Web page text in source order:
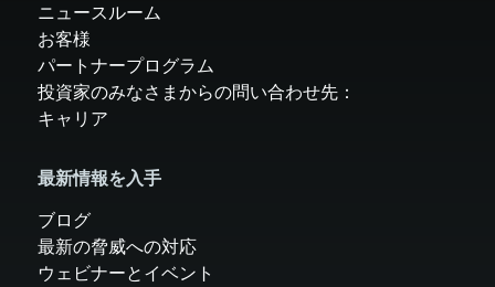
ニュースルーム
お客様
パートナープログラム
投資家のみなさまからの問い合わせ先：
キャリア
最新情報を入手
ブログ
最新の脅威への対応
ウェビナーとイベント